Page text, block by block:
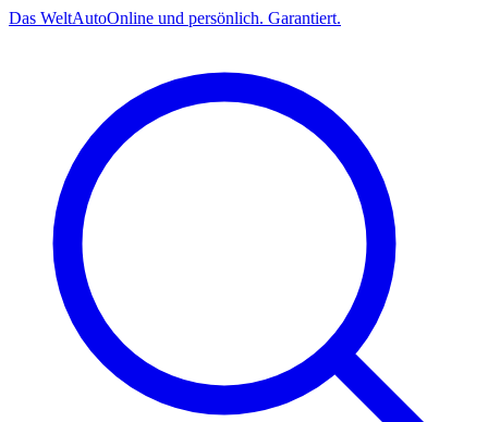
Das WeltAutoOnline und persönlich. Garantiert.